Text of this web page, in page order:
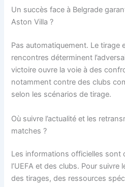
Un succès face à Belgrade
Aston Villa ?
Pas automatiquement. Le tirage
rencontres déterminent
victoire ouvre la voie à des
notamment contre des clubs
selon les scénarios de tirage.
Où suivre l’actualité et les
matches ?
Les informations officielles sont
l’UEFA et des clubs. Pour
des tirages, des ressources